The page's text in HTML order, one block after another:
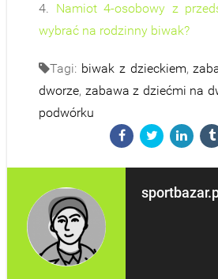
4. Namiot 4-osobowy z
wybrać na rodzinny biwak?
Tagi: biwak z dzieckiem,
dworze, zabawa z dziećmi na
podwórku